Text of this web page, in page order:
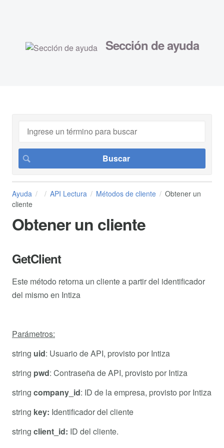
Sección de ayuda
Ayuda API Lectura Métodos de cliente
Obtener un
cliente
Obtener un cliente
GetClient
Este método retorna un cliente a partir del identificador
del mismo en Intiza
Parámetros:
string uid: Usuario de API, provisto por Intiza
string pwd: Contraseña de API, provisto por Intiza
string company_id: ID de la empresa, provisto por Intiza
string key: Identificador del cliente
string client_id: ID del cliente.